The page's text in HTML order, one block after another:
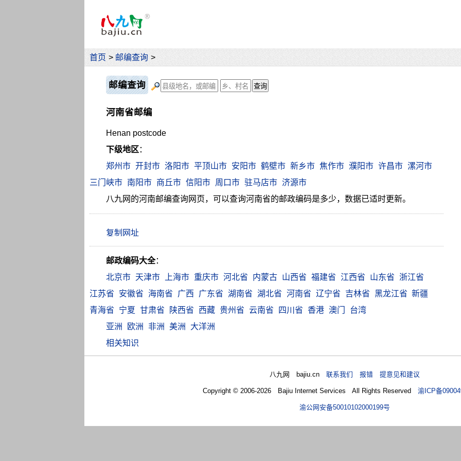
首页 > 邮编查询 >
邮编查询
河南省邮编
Henan postcode
下级地区 ：
郑州市 开封市 洛阳市 平顶山市 安阳市 鹤壁市 新乡市 焦作市 濮阳市 许昌市 漯河市
三门峡市 南阳市 商丘市 信阳市 周口市 驻马店市 济源市
八九网的河南邮编查询网页，可以查询河南省的邮政编码是多少，数据已适时更新。
邮政编码大全：
北京市 天津市 上海市 重庆市 河北省 内蒙古 山西省 福建省 江西省 山东省
浙江省
江苏省
安徽省 海南省 广西 广东省 湖南省 湖北省 河南省 辽宁省 吉林省 黑龙江省 新疆
青海省
宁夏 甘肃省 陕西省 西藏 贵州省 云南省 四川省 香港 澳门
台湾
亚洲
欧洲 非洲 美洲
大洋洲
相关知识
八九网 bajiu.cn联系我们 报错 提意见和建议
Copyright © 2006-2026 Bajiu Internet Services All Rights Reserved 渝ICP备
渝公网安备50010102000199号